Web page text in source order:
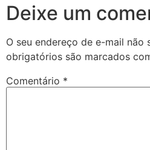
Deixe um
O seu endereço de e-mail não
obrigatórios são marcados
Comentário *